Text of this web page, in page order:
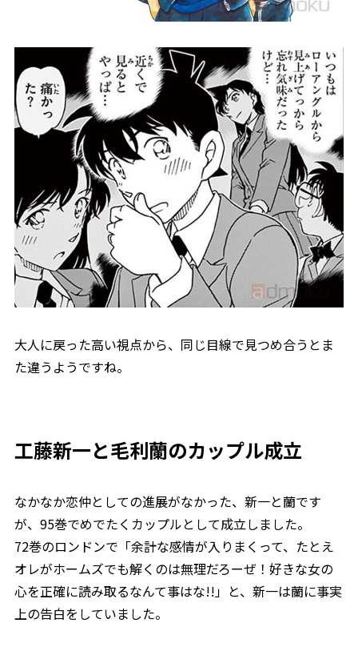
大人に戻った高い視点から、同じ目線で見つめ合うとま
た違うようですね。
工藤新一と毛利蘭のカップル成立
なかなか恋仲としての進展がなかった、新一と蘭です
が、95巻でめでたくカップルとして成立しました。
72巻のロンドンで「余計な感情が入りまくって、たとえ
オレがホームズでも解くのは無理だろーぜ！好きな女の
心を正確に読み取るなんて事はな!!」と、新一は蘭に事実
上の告白をしていました。